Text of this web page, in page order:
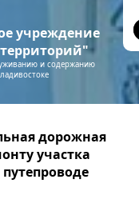
учреждение
и содержанию
дорожная
участка